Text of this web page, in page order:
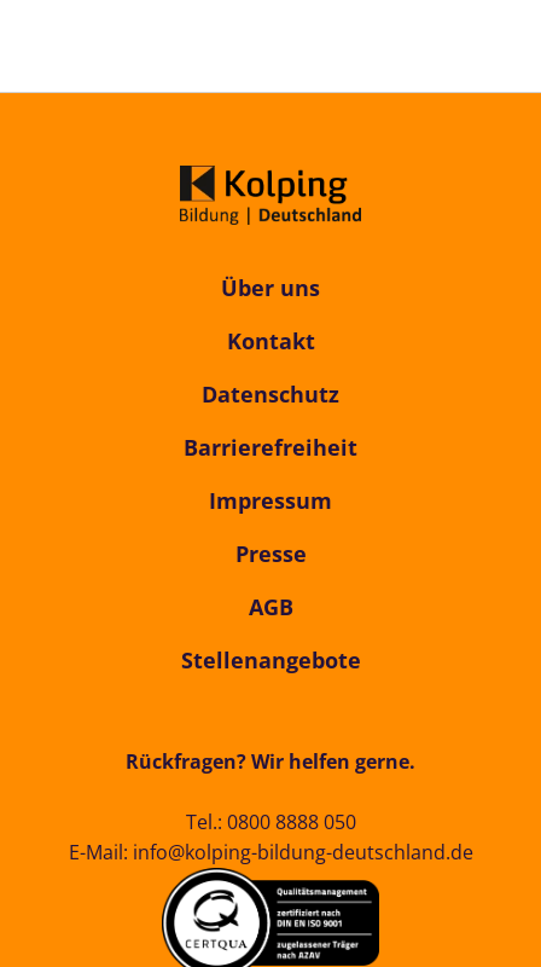
Über uns
Kontakt
Datenschutz
Barrierefreiheit
Impressum
Presse
AGB
Stellenangebote
Rückfragen? Wir helfen gerne.
Tel.: 0800 8888 050
E-Mail: info@kolping-bildung-deutschland.de